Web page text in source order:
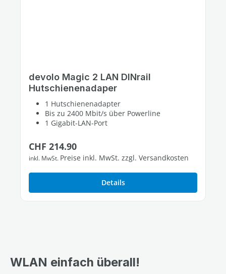
devolo Magic 2 LAN DINrail
Hutschienenadaper
1 Hutschienenadapter
Bis zu 2400 Mbit/s über Powerline
1 Gigabit-LAN-Port
Regulärer Preis:
CHF 214.90
inkl. MwSt. Preise inkl. MwSt. zzgl. Versandkosten
Details
WLAN einfach überall!